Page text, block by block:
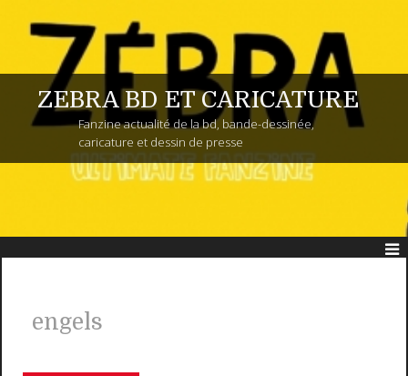
ZEBRA BD ET CARICATURE
Fanzine actualité de la bd, bande-dessinée,
caricature et dessin de presse
engels